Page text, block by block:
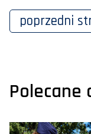
poprzedni
Polecane